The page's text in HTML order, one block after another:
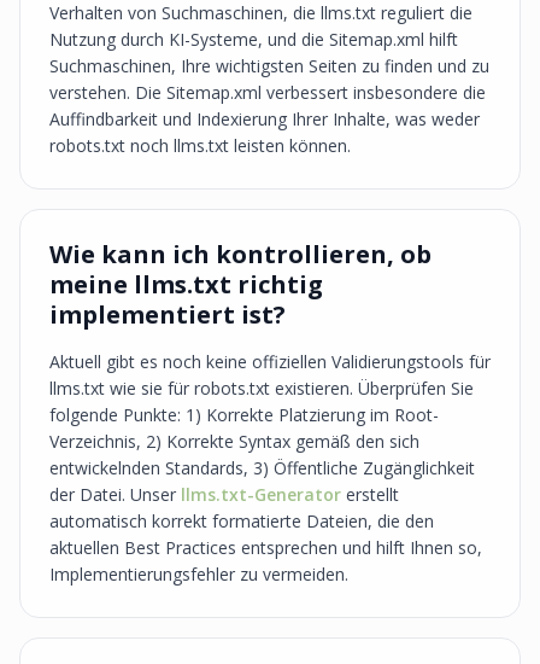
Verhalten von Suchmaschinen, die llms.txt reguliert die
Nutzung durch KI-Systeme, und die Sitemap.xml hilft
Suchmaschinen, Ihre wichtigsten Seiten zu finden und zu
verstehen. Die Sitemap.xml verbessert insbesondere die
Auffindbarkeit und Indexierung Ihrer Inhalte, was weder
robots.txt noch llms.txt leisten können.
Wie kann ich kontrollieren, ob
meine llms.txt richtig
implementiert ist?
Aktuell gibt es noch keine offiziellen Validierungstools für
llms.txt wie sie für robots.txt existieren. Überprüfen Sie
folgende Punkte: 1) Korrekte Platzierung im Root-
Verzeichnis, 2) Korrekte Syntax gemäß den sich
entwickelnden Standards, 3) Öffentliche Zugänglichkeit
der Datei. Unser llms.txt-Generator erstellt
automatisch korrekt formatierte Dateien, die den
aktuellen Best Practices entsprechen und hilft Ihnen so,
Implementierungsfehler zu vermeiden.